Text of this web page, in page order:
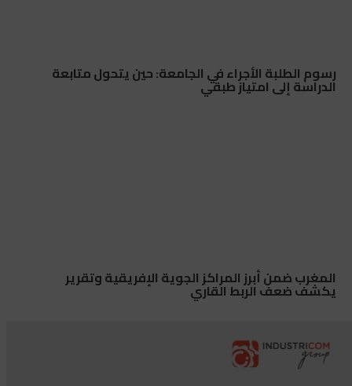
رسوم الطلبة الأجراء في الجامعة: حين يتحول متابعة
الدراسة إلى امتياز طبقي
المغرب ضمن أبرز المراكز الجوية الإفريقية وتقرير
يكشف ضعف الربط القاري